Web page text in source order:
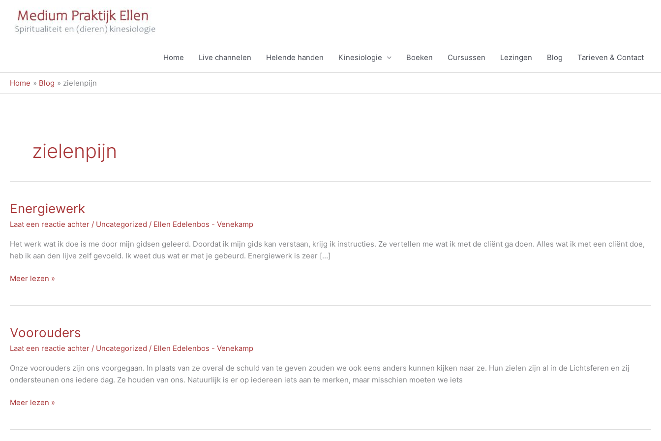
Home
Live channelen Helende handen Kinesiologie Boeken Cursussen Lezingen Blog Tarieven & Contact
Home Blog zielenpijn
zielenpijn
Energiewerk
Laat een reactie achter / Uncategorized / Ellen Edelenbos - Venekamp
Het werk wat ik doe is me door mijn gidsen geleerd. Doordat ik mijn gids kan verstaan, krijg ik instructies. Ze vertellen me wat ik met de cliënt ga doen. Alles wat ik met een cliënt doe,
heb ik aan den lijve zelf gevoeld. Ik weet dus wat er met je gebeurd. Energiewerk is zeer […]
Energiewerk
Meer lezen »
Voorouders
Laat een reactie achter / Uncategorized / Ellen Edelenbos - Venekamp
Onze voorouders zijn ons voorgegaan. In plaats van ze overal de schuld van te geven zouden we ook eens anders kunnen kijken naar ze. Hun zielen zijn al in de Lichtsferen en zij
ondersteunen ons iedere dag. Ze houden van ons. Natuurlijk is er op iedereen iets aan te merken, maar misschien moeten we iets
Voorouders
Meer lezen »